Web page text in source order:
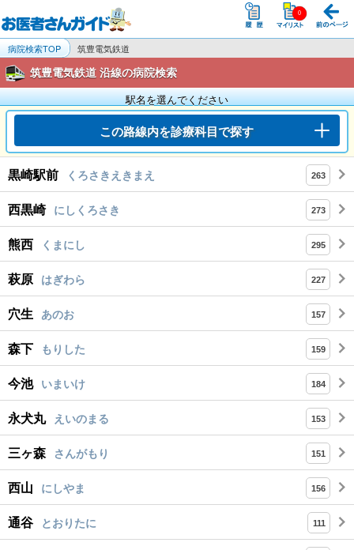
病院検索TOP 筑豊電気鉄道
筑豊電気鉄道 沿線の病院検索
駅名を選んでください
この路線内を診療科目で探す
黒崎駅前 くろさきえきまえ 263
西黒崎 にしくろさき 273
熊西 くまにし 295
萩原 はぎわら 227
穴生 あのお 157
森下 もりした 159
今池 いまいけ 184
永犬丸 えいのまる 153
三ヶ森 さんがもり 151
西山 にしやま 156
通谷 とおりたに 111